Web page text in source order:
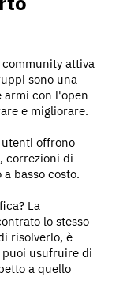
attiva
sono una
armi con l'open
e migliorare.
offrono
correzioni di
basso costo.
La
lo stesso
risolverlo, è
puoi usufruire di
a quello